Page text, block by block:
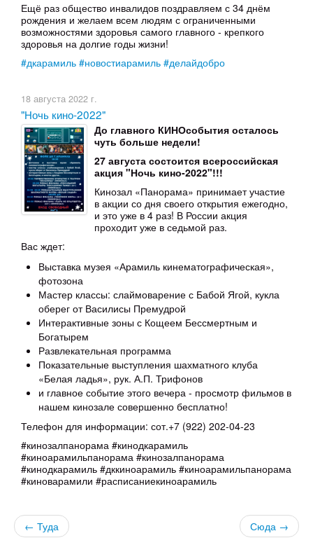
Ещё раз общество инвалидов поздравляем с 34 днём
рождения и желаем всем людям с ограниченными
возможностями здоровья самого главного - крепкого
здоровья на долгие годы жизни!
#дкарамиль #новостиарамиль #делайдобро
18 августа 2022 г.
"Ночь кино-2022"
До главного КИНОсобытия осталось
чуть больше недели!
27 августа состоится всероссийская
акция "Ночь кино-2022"!!!
Кинозал «Панорама» принимает участие
в акции со дня своего открытия ежегодно,
и это уже в 4 раз! В России акция
проходит уже в седьмой раз.
Вас ждет:
Выставка музея «Арамиль кинематографическая»,
фотозона
Мастер классы: слаймоварение с Бабой Ягой, кукла
оберег от Василисы Премудрой
Интерактивные зоны с Кощеем Бессмертным и
Богатырем
Развлекательная программа
Показательные выступления шахматного клуба
«Белая ладья», рук. А.П. Трифонов
и главное событие этого вечера - просмотр фильмов в
нашем кинозале совершенно бесплатно!
Телефон для информации: сот.+7 (922) 202-04-23
#кинозалпанорама #кинодкарамиль
#киноарамильпанорама #кинозалпанорама
#кинодкарамиль #дккиноарамиль #киноарамильпанорама
#киноварамили #расписаниекиноарамиль
← Туда Сюда →